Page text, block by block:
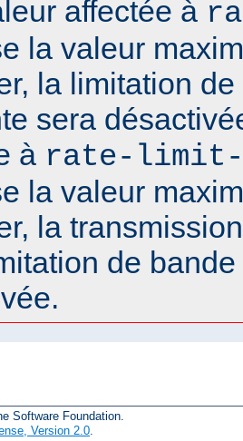
affectée à
la valeur
la limitation
sera
à rate-
la valeur
la
de
Software Foundation.
Version 2.0